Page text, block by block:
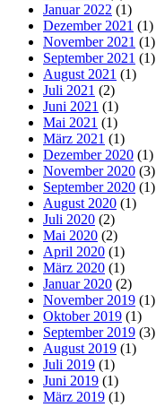
Januar 2022 (1)
Dezember 2021 (1)
November 2021 (1)
September 2021 (1)
August 2021 (1)
Juli 2021 (2)
Juni 2021 (1)
Mai 2021 (1)
März 2021 (1)
Dezember 2020 (1)
November 2020 (3)
September 2020 (1)
August 2020 (1)
Juli 2020 (2)
Mai 2020 (2)
April 2020 (1)
März 2020 (1)
Januar 2020 (2)
November 2019 (1)
Oktober 2019 (1)
September 2019 (3)
August 2019 (1)
Juli 2019 (1)
Juni 2019 (1)
März 2019 (1)